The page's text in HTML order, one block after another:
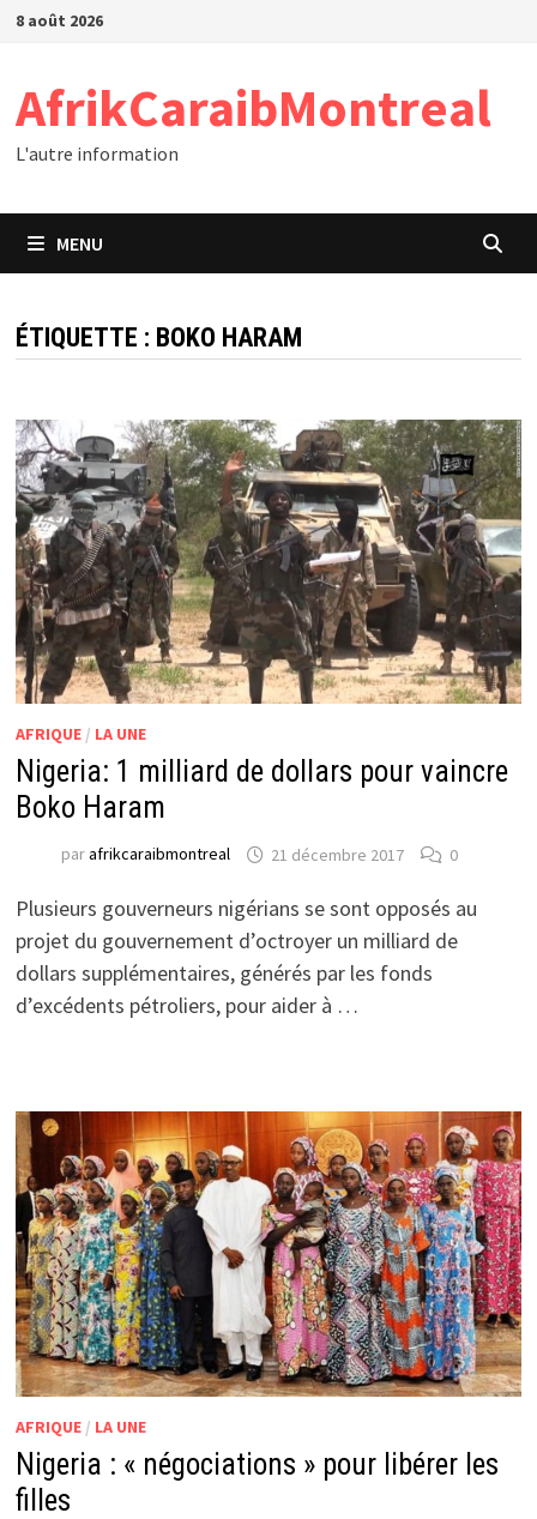
Passer
8 août 2026
AfrikCaraibMontreal
L'autre information
MENU
ÉTIQUETTE : BOKO HARAM
AFRIQUE/ LA UNE
Nigeria: 1 milliard de dollars pour vaincre
Boko Haram
parafrikcaraibmontreal 21 décembre 2017 0
Plusieurs gouverneurs nigérians se sont opposés au
projet du gouvernement d’octroyer un milliard de
dollars supplémentaires, générés par les fonds
d’excédents pétroliers, pour aider à …
AFRIQUE/ LA UNE
Nigeria : « négociations » pour libérer les
filles